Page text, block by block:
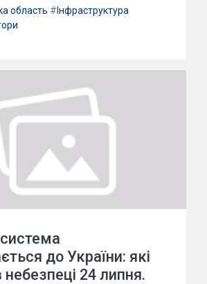
область # Інфраструктура
до України: які
небезпеці 24 липня.